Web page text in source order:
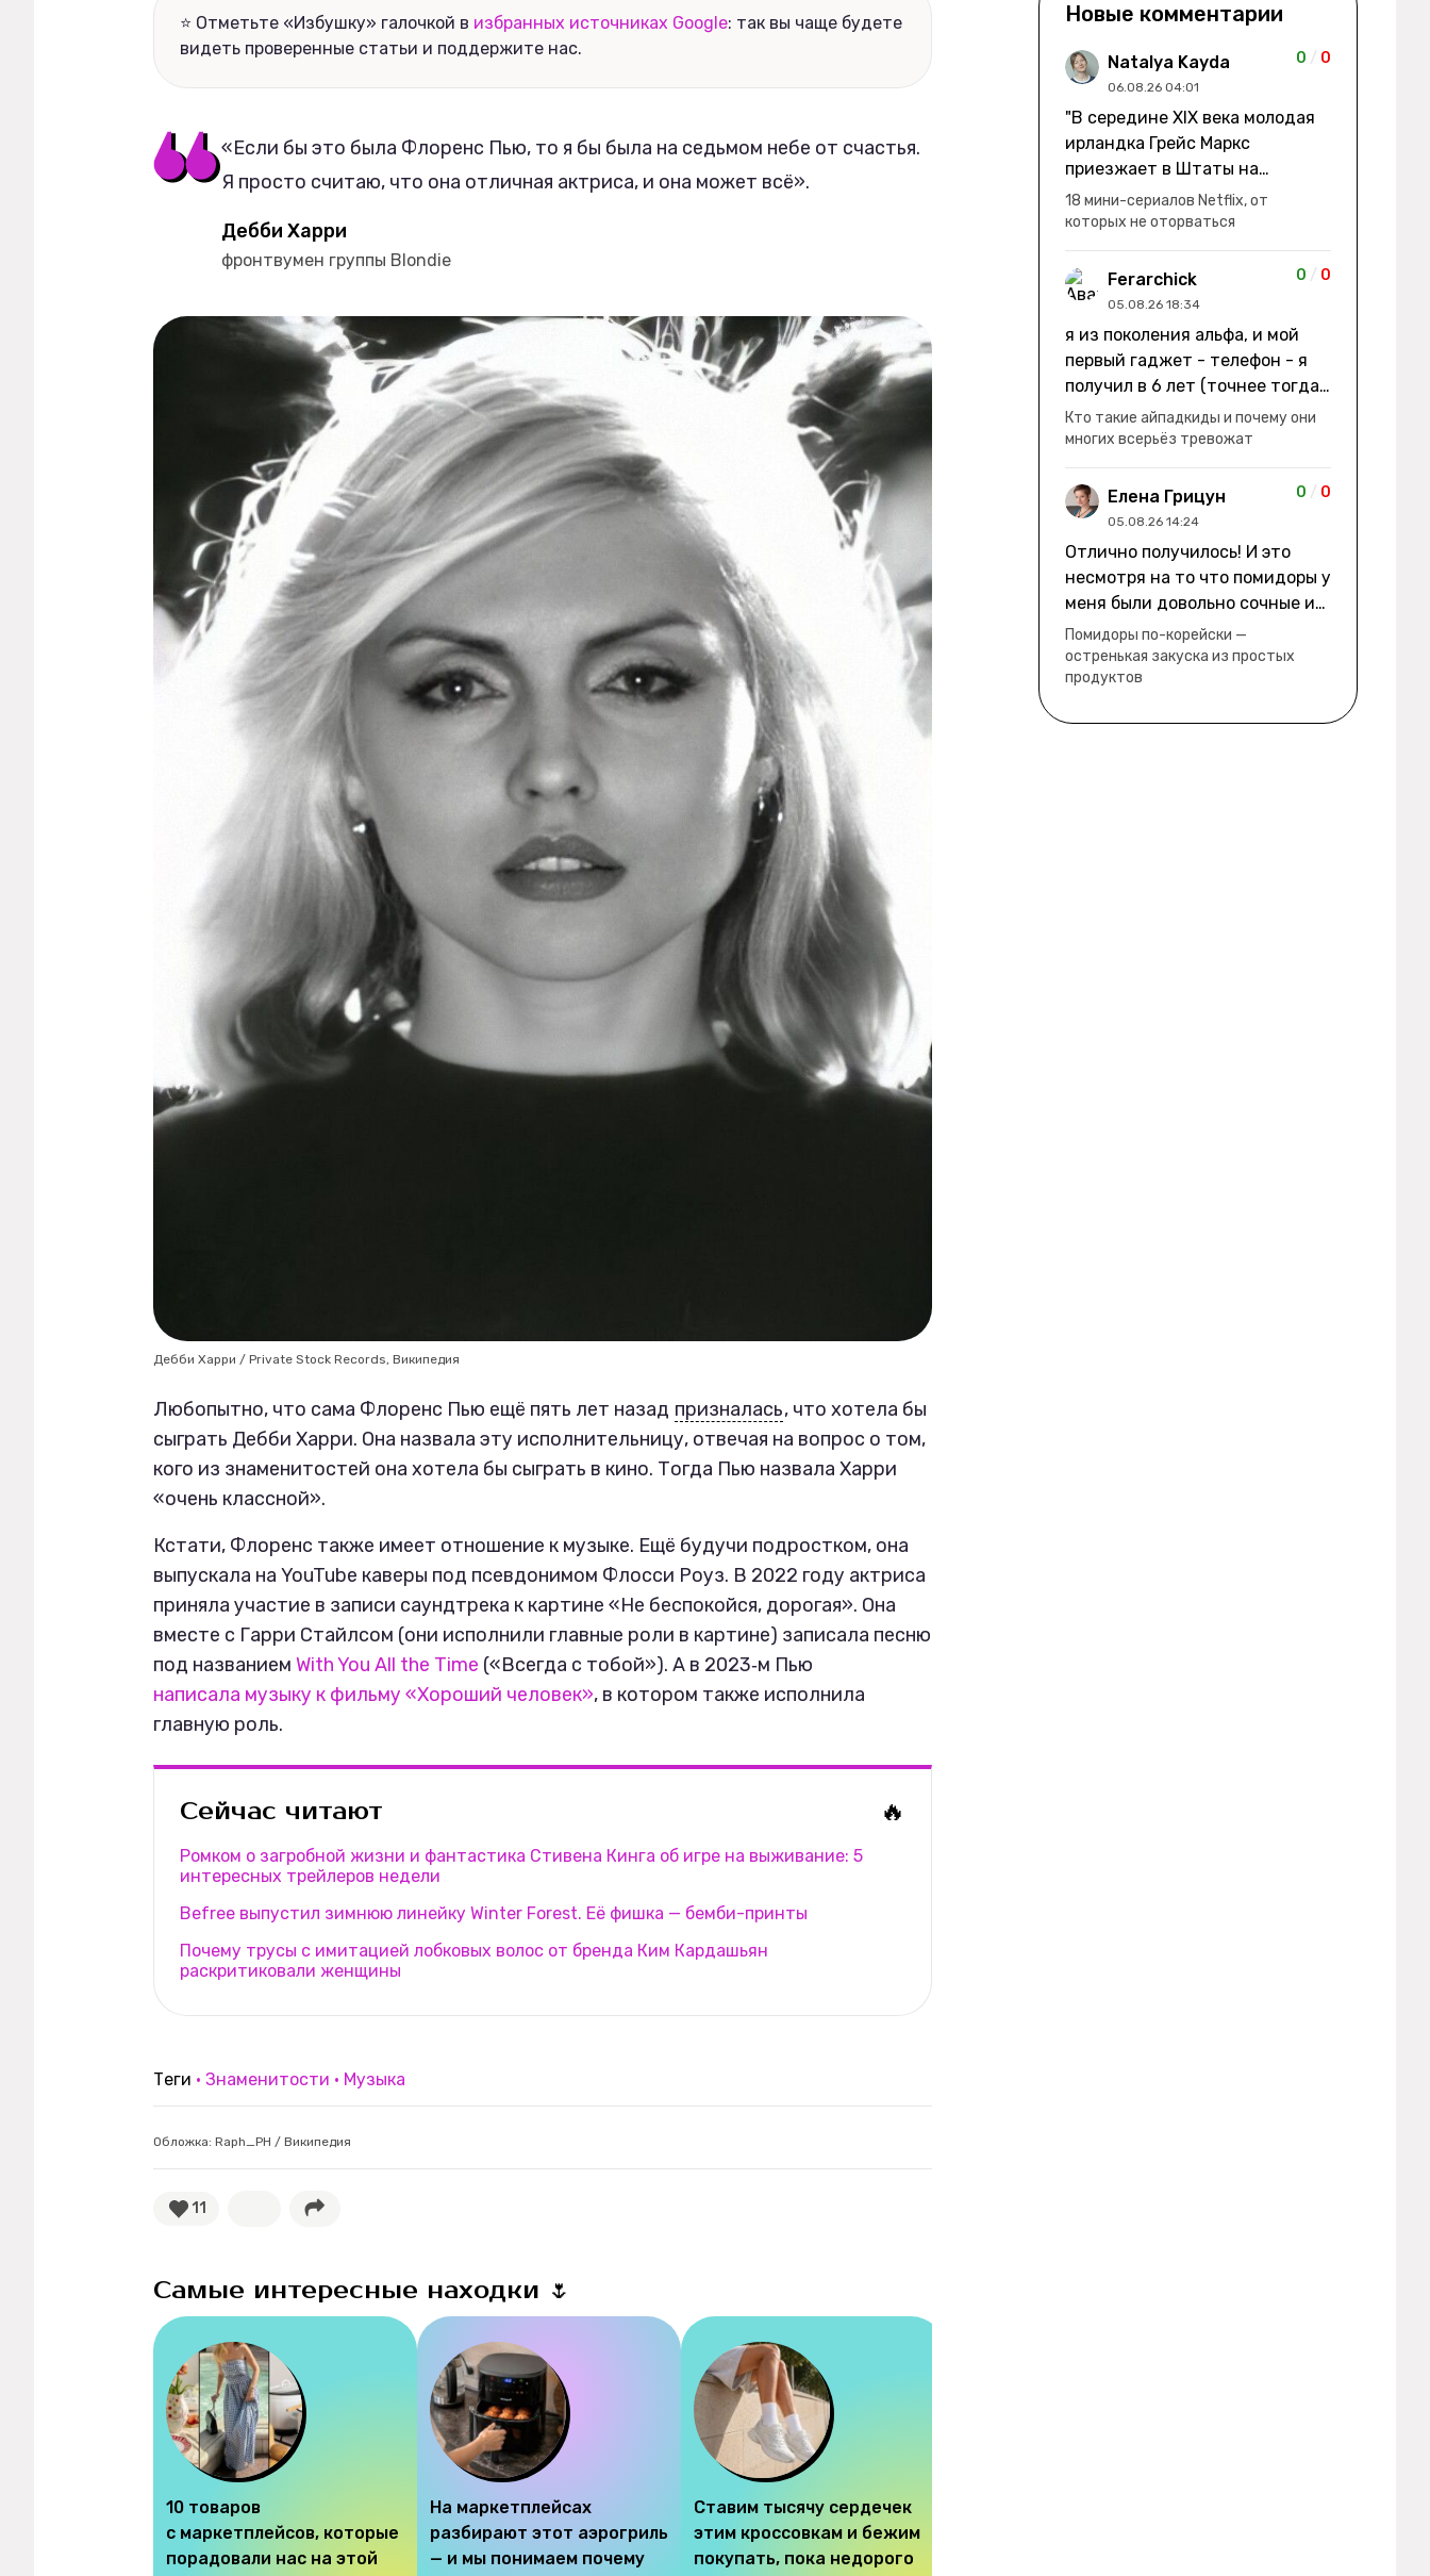
⭐ Отметьте «Избушку» галочкой в избранных источниках Google: так вы чаще будете
видеть проверенные статьи и поддержите нас.
«Если бы это была Флоренс Пью, то я бы была на седьмом небе от счастья.
Я просто считаю, что она отличная актриса, и она может всё».
Дебби Харри
фронтвумен группы Blondie
Дебби Харри / Private Stock Records, Википедия
Любопытно, что сама Флоренс Пью ещё пять лет назад призналась, что хотела бы
сыграть Дебби Харри. Она назвала эту исполнительницу, отвечая на вопрос о том,
кого из знаменитостей она хотела бы сыграть в кино. Тогда Пью назвала Харри
«очень классной».
Кстати, Флоренс также имеет отношение к музыке. Ещё будучи подростком, она
выпускала на YouTube каверы под псевдонимом Флосси Роуз. В 2022 году актриса
приняла участие в записи саундтрека к картине «Не беспокойся, дорогая». Она
вместе с Гарри Стайлсом (они исполнили главные роли в картине) записала песню
под названием With You All the Time («Всегда с тобой»). А в 2023‑м Пью
написала музыку к фильму «Хороший человек», в котором также исполнила
главную роль.
Сейчас читают 🔥
Ромком о загробной жизни и фантастика Стивена Кинга об игре на выживание: 5
интересных трейлеров недели
Befree выпустил зимнюю линейку Winter Forest. Её фишка — бемби-принты
Почему трусы с имитацией лобковых волос от бренда Ким Кардашьян
раскритиковали женщины
Теги Знаменитости Музыка
Обложка: Raph_PH / Википедия
11
Самые интересные находки 🌷
10 товаров
с маркетплейсов, которые
порадовали нас на этой
На маркетплейсах
разбирают этот аэрогриль
— и мы понимаем почему
Ставим тысячу сердечек
этим кроссовкам и бежим
покупать, пока недорого
Новые комментарии
Natalya Kayda
06.08.26 04:01
0 / 0
"В середине XIX века молодая
ирландка Грейс Маркс
приезжает в Штаты на
заработки" не на заработки -
она иммигрирует с семьей и не
в США, а в Канаду "заниматься
сексом ради удовольствия, а
не для зачатия" - героиня уже
ее побега из общины. не в
первый раз замечаю такие
косяки. с ИИ пишете? :)
18 мини-сериалов Netflix, от
которых не оторваться
Ferarchick
05.08.26 18:34
0 / 0
я из поколения альфа, и мой
первый гаджет - телефон - я
получил в 6 лет (точнее тогда
мне уже было почти 7), потом
его отобрали и я просто
смотрел телик, потом мне
подарили ноутбук, который у
меня до сих пор. ну а в этом
уже другую модель т.к та была
старая и пароль я от него
забыл
Кто такие айпадкиды и почему они
многих всерьёз тревожат
Елена Грицун
05.08.26 14:24
0 / 0
Отлично получилось! И это
несмотря на то что помидоры у
меня были довольно сочные и
водянистые. Ну, зато теперь
полно острой салатной жижи ))
Помидоры по-корейски —
остренькая закуска из простых
продуктов